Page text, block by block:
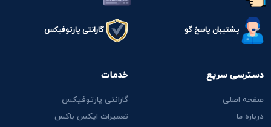
پشتیبان پاسخ گو گارانتی پارتوفیکس
دسترسی سریع
صفحه اصلی
درباره ما
خدمات
گارانتی پارتوفیکس
تعمیرات ایکس باکس